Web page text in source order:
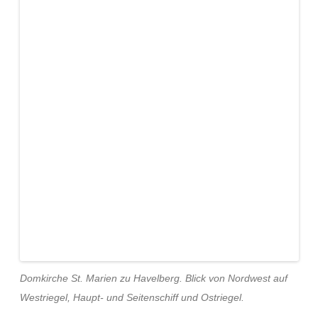
Domkirche St. Marien zu Havelberg. Blick von Nordwest auf
Westriegel, Haupt- und Seitenschiff und Ostriegel.